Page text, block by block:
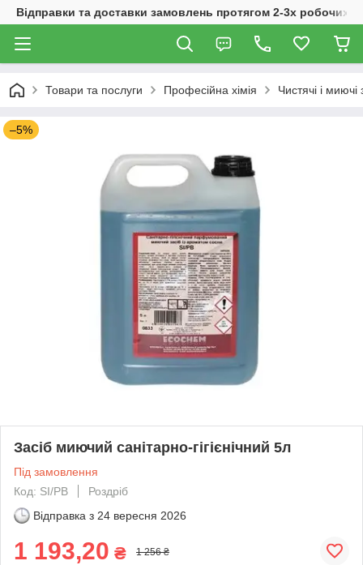
Відправки та доставки замовлень протягом 2-3х робочих
Товари та послуги Професійна хімія Чистячі і миючі
–5%
Засіб миючий санітарно-гігієнічний 5л
Під замовлення
Код: SI/PB
Роздріб
Відправка з 24 вересня 2026
1 193,20 ₴ 1 256 ₴